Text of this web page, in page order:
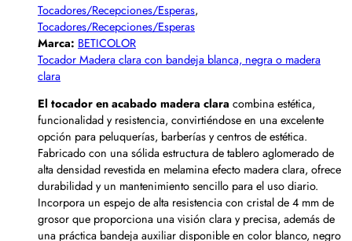
Tocadores/Recepciones/Esperas,
Tocadores/Recepciones/Esperas
Marca: BETICOLOR
Tocador Madera clara con bandeja blanca, negra o madera
clara
El tocador en acabado madera clara combina estética,
funcionalidad y resistencia, convirtiéndose en una excelente
opción para peluquerías, barberías y centros de estética.
Fabricado con una sólida estructura de tablero aglomerado de
alta densidad revestida en melamina efecto madera clara, ofrece
durabilidad y un mantenimiento sencillo para el uso diario.
Incorpora un espejo de alta resistencia con cristal de 4 mm de
grosor que proporciona una visión clara y precisa, además de
una práctica bandeja auxiliar disponible en color blanco, negro